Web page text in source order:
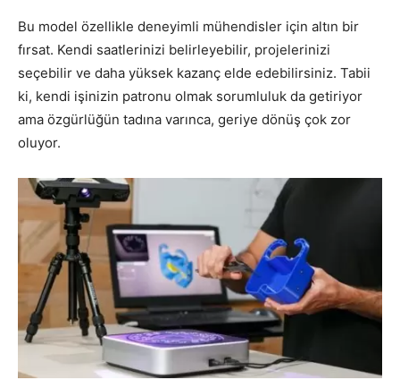
Bu model özellikle deneyimli mühendisler için altın bir
fırsat. Kendi saatlerinizi belirleyebilir, projelerinizi
seçebilir ve daha yüksek kazanç elde edebilirsiniz. Tabii
ki, kendi işinizin patronu olmak sorumluluk da getiriyor
ama özgürlüğün tadına varınca, geriye dönüş çok zor
oluyor.